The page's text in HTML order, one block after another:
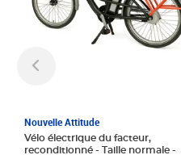
Nouvelle Attitude
Vélo électrique du facteur,
reconditionné - Taille normale -